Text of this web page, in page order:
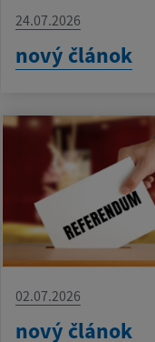
24.07.2026
nový článok
02.07.2026
nový článok